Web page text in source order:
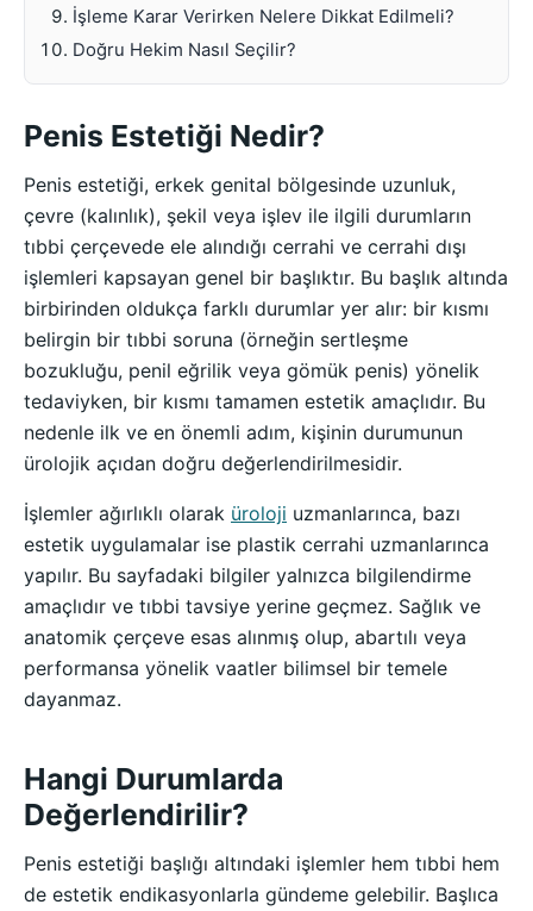
İşleme Karar Verirken Nelere Dikkat Edilmeli?
Doğru Hekim Nasıl Seçilir?
Penis Estetiği Nedir?
Penis estetiği, erkek genital bölgesinde uzunluk,
çevre (kalınlık), şekil veya işlev ile ilgili durumların
tıbbi çerçevede ele alındığı cerrahi ve cerrahi dışı
işlemleri kapsayan genel bir başlıktır. Bu başlık altında
birbirinden oldukça farklı durumlar yer alır: bir kısmı
belirgin bir tıbbi soruna (örneğin sertleşme
bozukluğu, penil eğrilik veya gömük penis) yönelik
tedaviyken, bir kısmı tamamen estetik amaçlıdır. Bu
nedenle ilk ve en önemli adım, kişinin durumunun
ürolojik açıdan doğru değerlendirilmesidir.
İşlemler ağırlıklı olarak üroloji uzmanlarınca, bazı
estetik uygulamalar ise plastik cerrahi uzmanlarınca
yapılır. Bu sayfadaki bilgiler yalnızca bilgilendirme
amaçlıdır ve tıbbi tavsiye yerine geçmez. Sağlık ve
anatomik çerçeve esas alınmış olup, abartılı veya
performansa yönelik vaatler bilimsel bir temele
dayanmaz.
Hangi Durumlarda
Değerlendirilir?
Penis estetiği başlığı altındaki işlemler hem tıbbi hem
de estetik endikasyonlarla gündeme gelebilir. Başlıca